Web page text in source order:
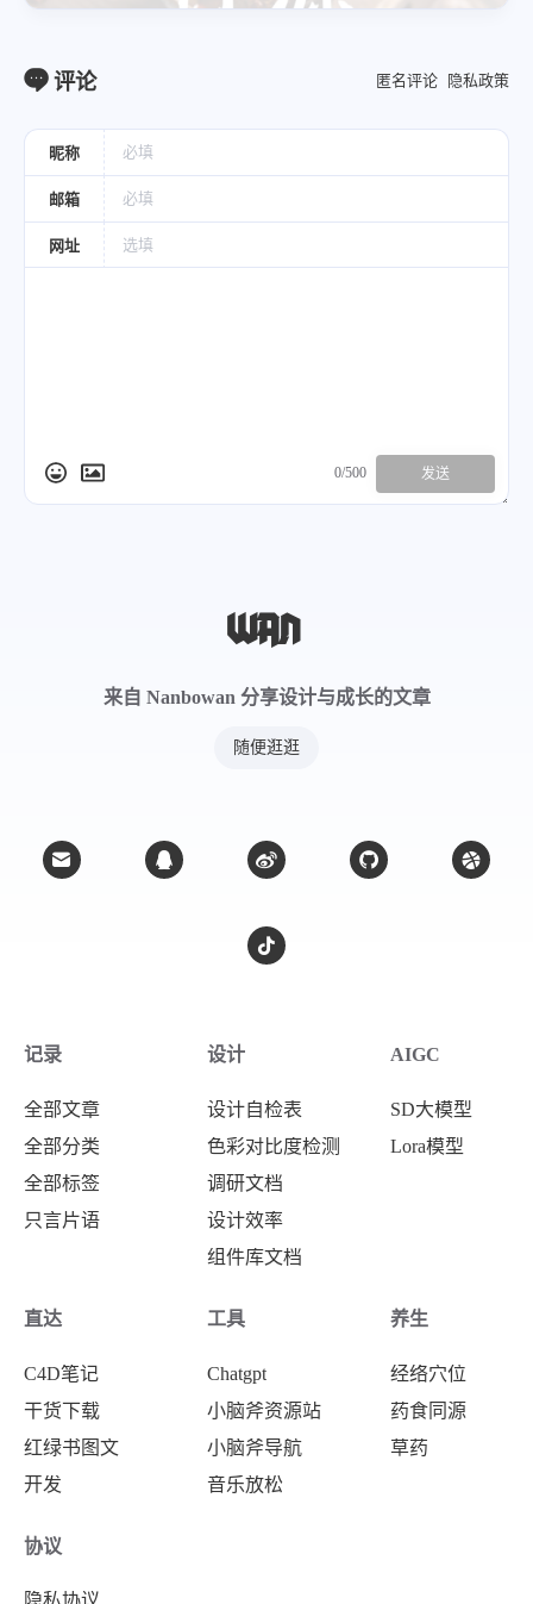
气，开胃消食，又可化阴生津。
差，消化不良，脘腹胀痛，体倦乏力者，
子等同用。
沙棘山楂麦芽茶（验方）
气虚、痰湿、血瘀体质尤宜；脾胃虚弱易积食体
血、咳嗽咳痰、肝炎、肿瘤、免疫功能低下、预
评论 匿名评论 隐私政策
昵称
邮箱
网址
0/500 发送
来自 Nanbowan 分享设计与成长的文章
随便逛逛
记录
全部文章
全部分类
全部标签
只言片语
设计
设计自检表
色彩对比度检测
调研文档
设计效率
组件库文档
AIGC
SD大模型
Lora模型
直达
C4D笔记
干货下载
红绿书图文
开发
工具
Chatgpt
小脑斧资源站
小脑斧导航
音乐放松
养生
经络穴位
药食同源
草药
协议